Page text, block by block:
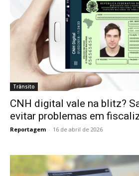
Trânsito
CNH digital vale na blitz?
evitar problemas em
Reportagem - 16 de abril de 2026